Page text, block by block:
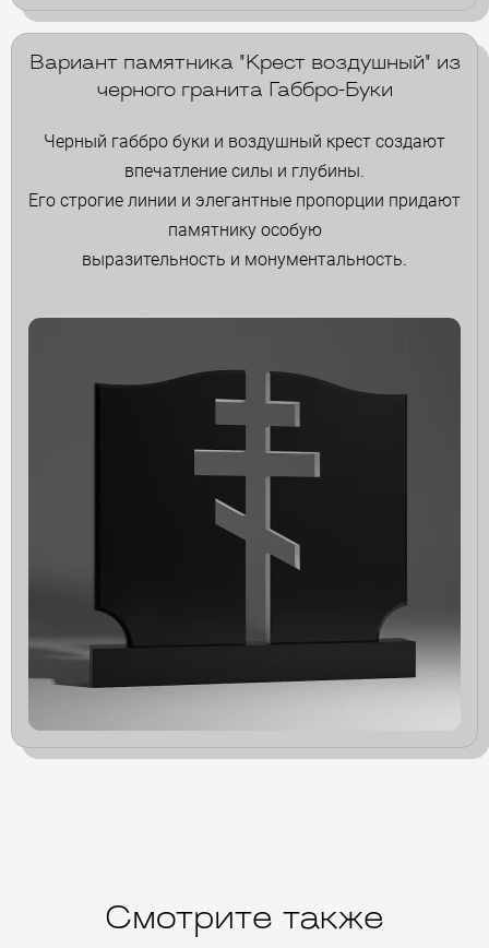
Вариант памятника "Крест воздушный" из
черного гранита Габбро-Буки
Черный габбро буки и воздушный крест создают
впечатление силы и глубины.
Его строгие линии и элегантные пропорции придают
памятнику особую
выразительность и монументальность.
Смотрите также